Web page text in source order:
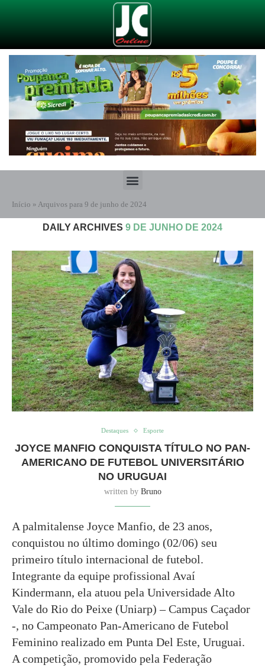
Início » Arquivos para 9 de junho de 2024
DAILY ARCHIVES 9 DE JUNHO DE 2024
Destaques Esporte
JOYCE MANFIO CONQUISTA TÍTULO NO PAN-
AMERICANO DE FUTEBOL UNIVERSITÁRIO
NO URUGUAI
written by Bruno
A palmitalense Joyce Manfio, de 23 anos,
conquistou no último domingo (02/06) seu
primeiro título internacional de futebol.
Integrante da equipe profissional Avaí
Kindermann, ela atuou pela Universidade Alto
Vale do Rio do Peixe (Uniarp) – Campus Caçador
-, no Campeonato Pan-Americano de Futebol
Feminino realizado em Punta Del Este, Uruguai.
A competição, promovido pela Federação